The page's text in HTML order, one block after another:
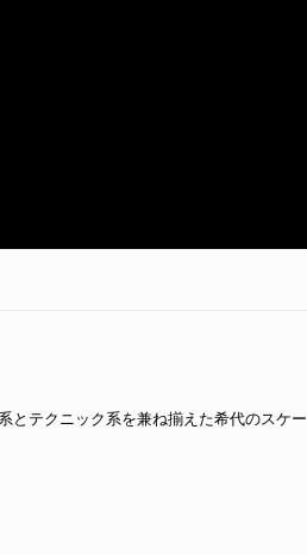
とテクニック系を兼ね揃えた希代のスケー